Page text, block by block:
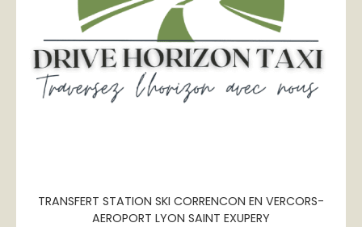
TRANSFERT STATION SKI CORRENCON EN VERCORS-
AEROPORT LYON SAINT EXUPERY